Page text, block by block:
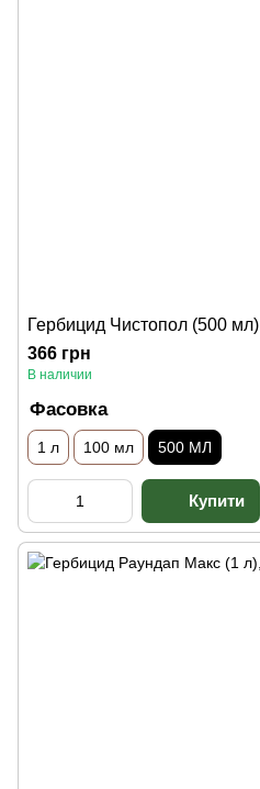
Гербицид Чистопол (500 мл)
366 грн
В наличии
Фасовка
1 л 100 мл 500 МЛ